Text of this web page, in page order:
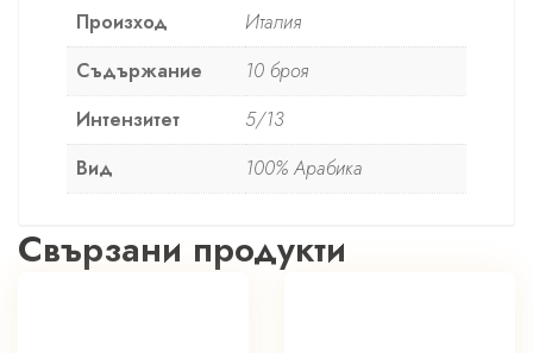
Произход
Италия
Съдържание
10 броя
Интензитет
5/13
Вид
100% Арабика
Свързани продукти